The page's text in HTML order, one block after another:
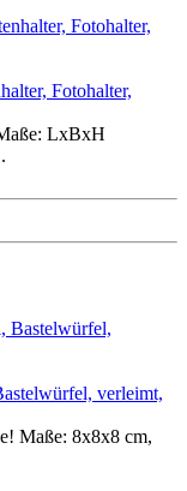
Fotohalter,
LxBxH
verleimt,
Maße: 8x8x8 cm,